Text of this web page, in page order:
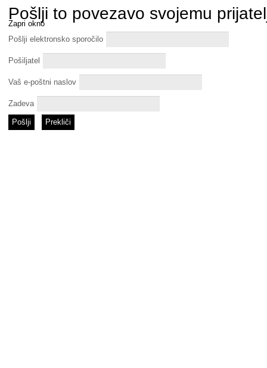
Pošlji to povezavo svojemu
Zapri okno
Pošlji elektronsko sporočilo
Pošiljatel
Vaš e-poštni naslov
Zadeva
Pošlji Prekliči